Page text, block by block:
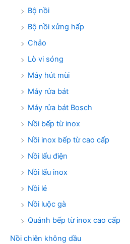
Bộ nồi
Bộ nồi xửng hấp
Chảo
Lò vi sóng
Máy hút mùi
Máy rửa bát
Máy rửa bát Bosch
Nồi bếp từ inox
Nồi inox bếp từ cao cấp
Nồi lẩu điện
Nồi lẩu inox
Nồi lẻ
Nồi luộc gà
Quánh bếp từ inox cao cấp
Nồi chiên không dầu